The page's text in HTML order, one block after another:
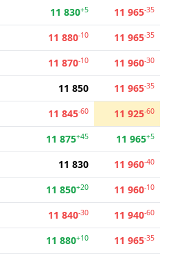
11 830+5 11 965-35
11 880-10 11 965-35
11 870-10 11 960-30
11 850 11 965-35
11 845-60 11 925-60
11 875+45 11 965+5
11 830 11 960-40
11 850+20 11 960-10
11 840-30 11 940-60
11 880+10 11 965-35